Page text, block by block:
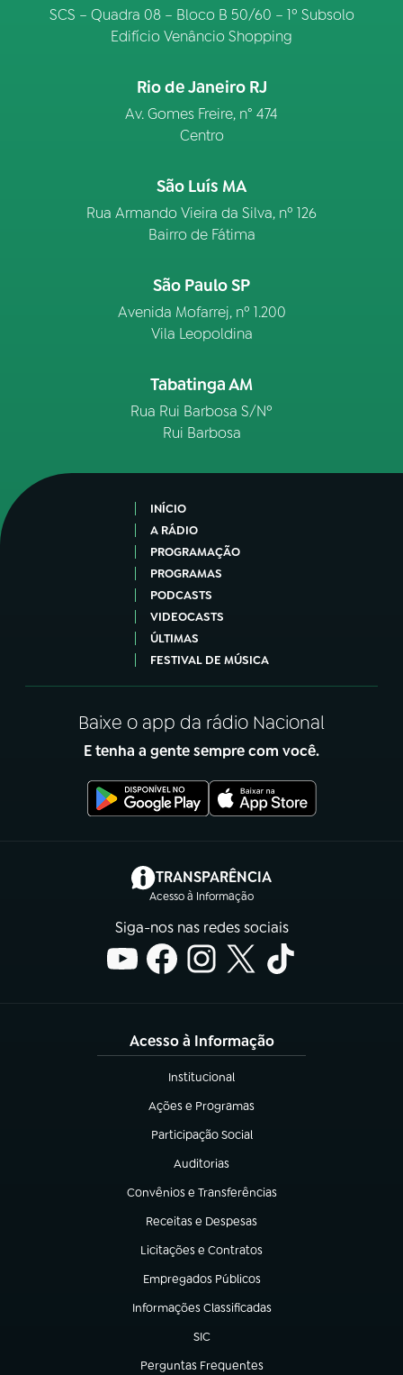
SCS – Quadra 08 – Bloco B 50/60 – 1º Subsolo
Edifício Venâncio Shopping
Rio de Janeiro RJ
Av. Gomes Freire, n° 474
Centro
São Luís MA
Rua Armando Vieira da Silva, nº 126
Bairro de Fátima
São Paulo SP
Avenida Mofarrej, nº 1.200
Vila Leopoldina
Tabatinga AM
Rua Rui Barbosa S/Nº
Rui Barbosa
INÍCIO
A RÁDIO
PROGRAMAÇÃO
PROGRAMAS
PODCASTS
VIDEOCASTS
ÚLTIMAS
FESTIVAL DE MÚSICA
Baixe o app da rádio Nacional
E tenha a gente sempre com você.
TRANSPARÊNCIA
Acesso à Informação
(abre em nova aba)
Siga-nos nas redes sociais
Acesso à Informação
Institucional
(abre em nova aba)
Ações e Programas
(abre em nova aba)
Participação Social
(abre em nova aba)
Auditorias
(abre em nova aba)
Convênios e Transferências
(abre em nova aba)
Receitas e Despesas
(abre em nova aba)
Licitações e Contratos
(abre em nova aba)
Empregados Públicos
(abre em nova aba)
Informações Classificadas
(abre em nova aba)
SIC
(abre em nova aba)
Perguntas Frequentes
(abre em nova aba)